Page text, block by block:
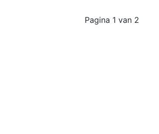
Pagina 1 van 2